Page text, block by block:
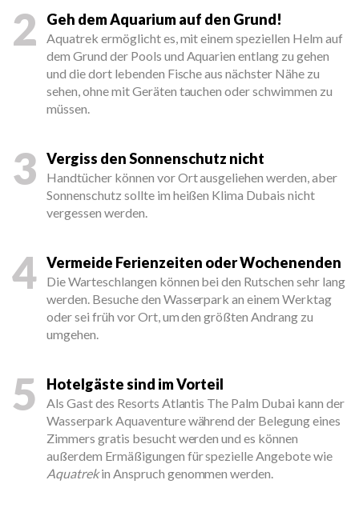
2 Geh dem Aquarium auf den Grund!
Aquatrek ermöglicht es, mit einem speziellen Helm auf
dem Grund der Pools und Aquarien entlang zu gehen
und die dort lebenden Fische aus nächster Nähe zu
sehen, ohne mit Geräten tauchen oder schwimmen zu
müssen.
3 Vergiss den Sonnenschutz nicht
Handtücher können vor Ort ausgeliehen werden, aber
Sonnenschutz sollte im heißen Klima Dubais nicht
vergessen werden.
4 Vermeide Ferienzeiten oder Wochenenden
Die Warteschlangen können bei den Rutschen sehr lang
werden. Besuche den Wasserpark an einem Werktag
oder sei früh vor Ort, um den größten Andrang zu
umgehen.
5 Hotelgäste sind im Vorteil
Als Gast des Resorts Atlantis The Palm Dubai kann der
Wasserpark Aquaventure während der Belegung eines
Zimmers gratis besucht werden und es können
außerdem Ermäßigungen für spezielle Angebote wie
Aquatrekin Anspruch genommen werden.